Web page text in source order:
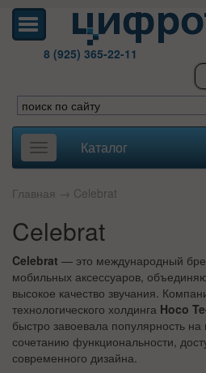
8 (925) 365-22-11
Toggle
navigation
Каталог
Главная → Celebrat
Celebrat
Celebrat — это международный
мобильных аксессуаров,
высокое качество звучания.
технологического холдинга Hoco
быстро завоевала популярность
сочетанию функциональности,
современного дизайна.